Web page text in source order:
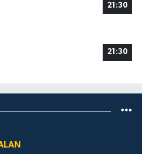
21:30
21:30